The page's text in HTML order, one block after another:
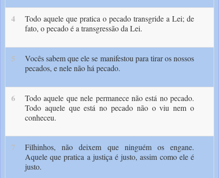
4
Todo aquele que pratica o pecado transgride a Lei; de
fato, o pecado é a transgressão da Lei.
5
Vocês sabem que ele se manifestou para tirar os nossos
pecados, e nele não há pecado.
6
Todo aquele que nele permanece não está no pecado.
Todo aquele que está no pecado não o viu nem o
conheceu.
7
Filhinhos, não deixem que ninguém os engane.
Aquele que pratica a justiça é justo, assim como ele é
justo.